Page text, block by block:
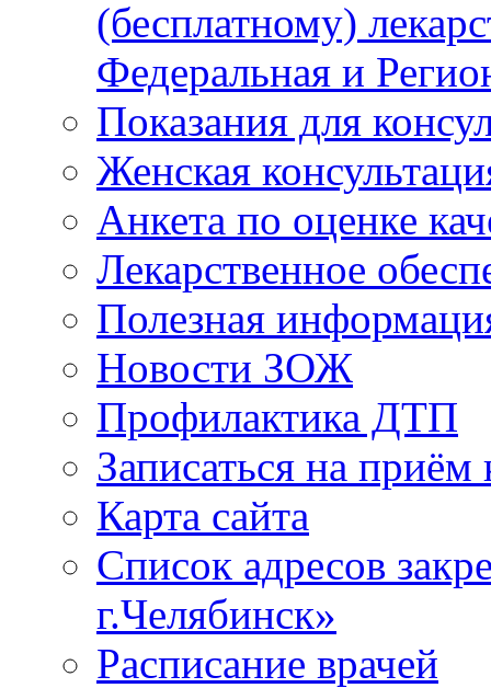
(бесплатному)
Федеральная и
Показания для
Женская
Анкета по оценке
Лекарственное
Полезная
Новости ЗОЖ
Профилактика ДТП
Записаться на приём
Карта сайта
Список адресов
г.Челябинск»
Расписание врачей